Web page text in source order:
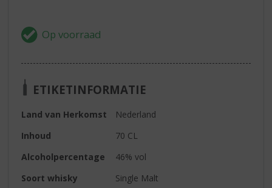
ETIKETINFORMATIE
Land van Herkomst
Nederland
Inhoud
70 CL
Alcoholpercentage
46% vol
Soort whisky
Single Malt